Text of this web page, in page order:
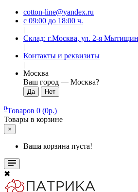
cotton-line@yandex.ru
с 09:00 до 18:00 ч.
|
Склад: г.Москва, ул. 2-я
|
Контакты и реквизиты
|
Москва
Ваш город — Москва?
0Товаров 0 (0р.)
Товары в корзине
×
Ваша корзина пуста!
✖